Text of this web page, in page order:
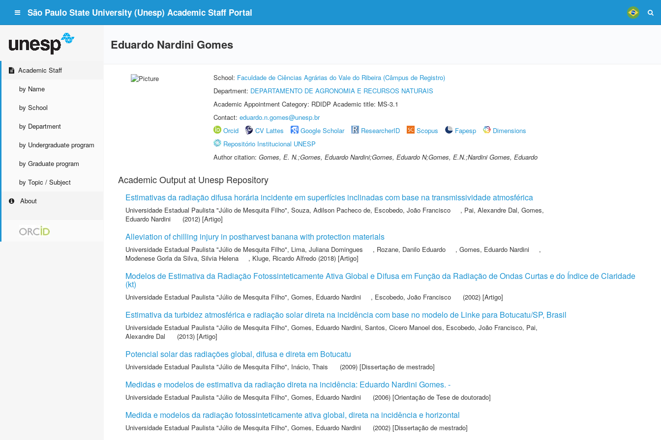
São Paulo State University (Unesp) Academic Staff Portal
Academic Staff
by Name
by School
by Department
by Undergraduate program
by Graduate program
by Topic / Subject
About
Eduardo Nardini Gomes
School: Faculdade de Ciências Agrárias do Vale do Ribeira (Câmpus de Registro)
Department: DEPARTAMENTO DE AGRONOMIA E RECURSOS NATURAIS
Academic Appointment Category: RDIDP Academic title: MS-3.1
Contact: eduardo.n.gomes@unesp.br
Orcid
CV Lattes Google Scholar ResearcherID Scopus Fapesp
Dimensions
Repositório Institucional UNESP
Author citation: Gomes, E. N.;Gomes, Eduardo Nardini;Gomes, Eduardo N;Gomes, E.N.;Nardini Gomes, Eduardo
Academic Output at Unesp Repository
Estimativas da radiação difusa horária incidente em superfícies inclinadas com base na transmissividade atmosférica
Universidade Estadual Paulista "Júlio de Mesquita Filho", Souza, Adilson Pacheco de, Escobedo, João Francisco , Pai, Alexandre Dal, Gomes,
Eduardo Nardini
(2012) [Artigo]
Alleviation of chilling injury in postharvest banana with protection materials
Universidade Estadual Paulista "Júlio de Mesquita Filho", Lima, Juliana Domingues , Rozane, Danilo Eduardo , Gomes, Eduardo Nardini
,
Modenese Gorla da Silva, Silvia Helena
, Kluge, Ricardo Alfredo (2018) [Artigo]
Modelos de Estimativa da Radiação Fotossinteticamente Ativa Global e Difusa em Função da Radiação de Ondas Curtas e do Índice de Claridade
(kt)
Universidade Estadual Paulista "Júlio de Mesquita Filho", Gomes, Eduardo Nardini , Escobedo, João Francisco (2002) [Artigo]
Estimativa da turbidez atmosférica e radiação solar direta na incidência com base no modelo de Linke para Botucatu/SP, Brasil
Universidade Estadual Paulista "Júlio de Mesquita Filho", Gomes, Eduardo Nardini, Santos, Cicero Manoel dos, Escobedo, João Francisco, Pai,
Alexandre Dal
(2013) [Artigo]
Potencial solar das radiações global, difusa e direta em Botucatu
Universidade Estadual Paulista "Júlio de Mesquita Filho", Inácio, Thais (2009) [Dissertação de mestrado]
Medidas e modelos de estimativa da radiação direta na incidência: Eduardo Nardini Gomes. -
Universidade Estadual Paulista "Júlio de Mesquita Filho", Gomes, Eduardo Nardini (2006) [Orientação de Tese de doutorado]
Medida e modelos da radiação fotossinteticamente ativa global, direta na incidência e horizontal
Universidade Estadual Paulista "Júlio de Mesquita Filho", Gomes, Eduardo Nardini (2002) [Dissertação de mestrado]